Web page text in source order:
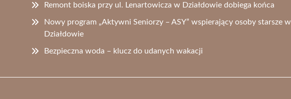
Remont boiska przy ul. Lenartowicza w Działdowie dobiega końca
Nowy program „Aktywni Seniorzy – ASY” wspierający osoby starsze w
Działdowie
Bezpieczna woda – klucz do udanych wakacji